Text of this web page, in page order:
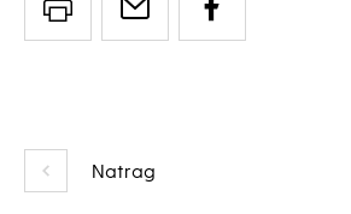
Natrag